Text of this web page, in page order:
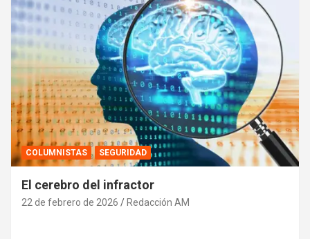
DEPORTE INTERNACIONALES
Marileidy Paulino: Orgullo Dominicano que
Brilla en las Pistas del Mundo y es Reconocida